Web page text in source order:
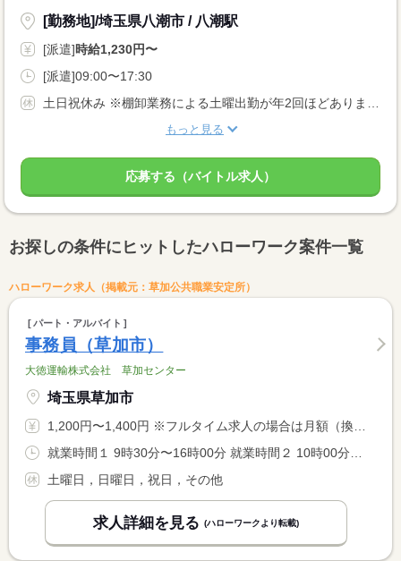
[勤務地]/埼玉県八潮市 / 八潮駅
[派遣]時給1,230円〜
[派遣]09:00〜17:30
もっと見る
応募する（バイトル求人）
お探しの条件にヒットしたハローワーク案件一覧
ハローワーク求人（掲載元：草加公共職業安定所）
パート・アルバイト
事務員（草加市）
大徳運輸株式会社 草加センター
埼玉県草加市
1,200円〜1,400円 ※フルタイム求人の場合は月額（換算額）、パート求人の場合は時間額を表示しています。
土曜日，日曜日，祝日，その他
求人詳細を見る (ハローワークより転載)